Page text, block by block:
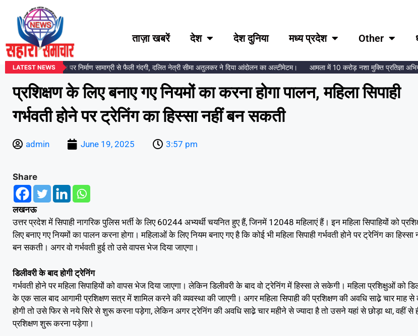
ताज़ा खबरें देश देश दुनिया मध्य प्रदेश Other
LATEST NEWS
प्रतिमा स्थल पर निर्माण सामाग्री से फैली गंदगी, दलित नेत्री सीमा अतुलकर ने दिया आंदोलन का अल्टीमेटम। आमला में 10 करोड़ नशा मुक्ति प्रतिज्ञा अभियान
प्रशिक्षण के लिए बनाए गए नियमों का करना होगा पालन, महिला सिपाही
गर्भवती होने पर ट्रेनिंग का हिस्सा नहीं बन सकती
admin June 19, 2025 3:57 pm
Share
लखनऊ
उत्तर प्रदेश में सिपाही नागरिक पुलिस भर्ती के लिए 60244 अभ्यर्थी चयनित हुए हैं, जिनमें 12048 महिलाएं हैं। इन महिला सिपाहियों को
लिए बनाए गए नियमों का पालन करना होगा। महिलाओं के लिए नियम बनाए गए है कि कोई भी महिला सिपाही गर्भवती होने पर ट्रेनिंग का हिस्सा
बन सकती। अगर वो गर्भवती हुई तो उसे वापस भेज दिया जाएगा।
डिलीवरी के बाद होगी ट्रेनिंग
गर्भवती होने पर महिला सिपाहियों को वापस भेज दिया जाएगा। लेकिन डिलीवरी के बाद वो ट्रेनिंग में हिस्सा ले सकेगी। महिला प्रशिक्षुओं को
के एक साल बाद आगामी प्रशिक्षण सत्र में शामिल करने की व्यवस्था की जाएगी। अगर महिला सिपाही की प्रशिक्षण की अवधि साढे़ चार माह
होगी तो उसे फिर से नये सिरे से शुरू करना पड़ेगा, लेकिन अगर ट्रेनिंग की अवधि साढे़ चार महीने से ज्यादा है तो उसने यहां से छोड़ा था, वहीं से
प्रशिक्षण शुरू करना पड़ेगा।